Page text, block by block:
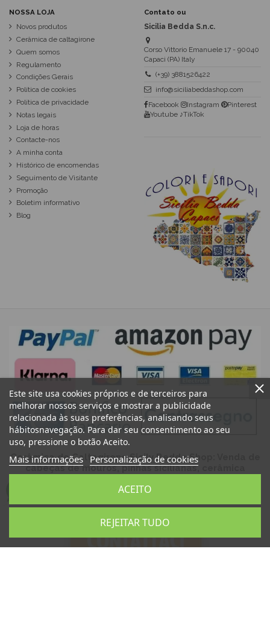
Este site usa cookies próprios e de terceiros para
melhorar nossos serviços e mostrar a publicidade
relacionada às suas preferências, analisando seus
hábitosnavegação. Para dar seu consentimento ao seu
uso, pressione o botão Aceito.
Mais informações Personalização de cookies
REJEITAR TUDO
ACEITO
NOSSA LOJA
Novos produtos
Cerâmica de caltagirone
Quem somos
Regulamento
Condições Gerais
Política de cookies
Política de privacidade
Notas legais
Loja de horas
Contacte-nos
A minha conta
Histórico de encomendas
Seguimento de Visitante
Promoção
Boletim informativo
Blog
Contato ou
Sicilia Bedda S.n.c.
Corso Vittorio Emanuele 17 - 90040
Capaci (PA) Italy
(+39) 3881526422
info@siciliabeddashop.com
Facebook
Instagram
Pinterest
Youtube ♪TikTok
Cerâmica de Caltagirone Sicily Bedda Shop: Venda de
cabeças de mouros, pinhas sicilianas, cerâmica
típicos sicilianos, lembranças sicilianas